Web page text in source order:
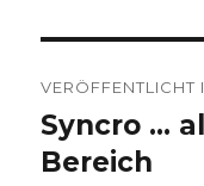
VERÖFFENTLICHT
Syncro …
Bereich